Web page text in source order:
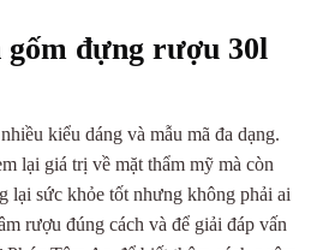
đựng rượu 30l
kiểu dáng và mẫu mã đa dạng.
lại giá trị về mặt thẩm mỹ mà còn
lại sức khỏe tốt nhưng không phải ai
rượu đúng cách và để giải đáp vấn